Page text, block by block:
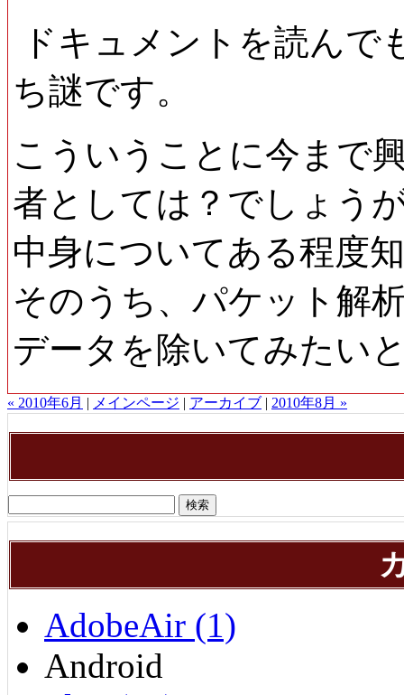
ドキュメントを読んで
ち謎です。
こういうことに今まで
者としては？でしょう
中身についてある程度
そのうち、パケット解
データを除いてみたい
« 2010年6月 | メインページ | アーカイブ | 2010年8月 »
AdobeAir (1)
Android